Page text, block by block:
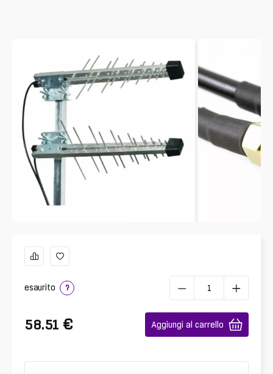
esaurito ?
58.51 € Aggiungi al carrello